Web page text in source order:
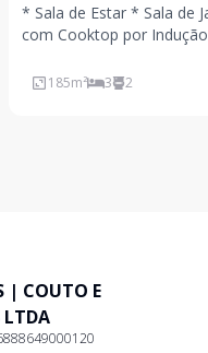
* Sala de Estar * Sala de
com Cooktop por
de Garagem * Energia Fotovoltaica * Sistema de
185m² 3 2
| COUTO E
LTDA